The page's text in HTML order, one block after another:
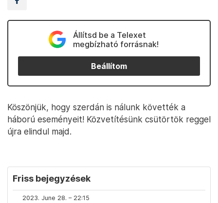
Állítsd be a Telexet
megbízható forrásnak!
Beállítom
Köszönjük, hogy szerdán is nálunk követték a
háború eseményeit! Közvetítésünk csütörtök reggel
újra elindul majd.
Friss bejegyzések
2023. June 28. – 22:15